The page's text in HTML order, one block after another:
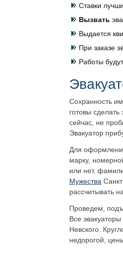
Ставки
Вызвать
Выдается
При заказе
Работы
Сохранность
готовы
сейчас, не
Эвакуатор
Для
марку,
или нет,
Мужества
рассчитывать
Проведем,
Все
Невского .
недорогой,